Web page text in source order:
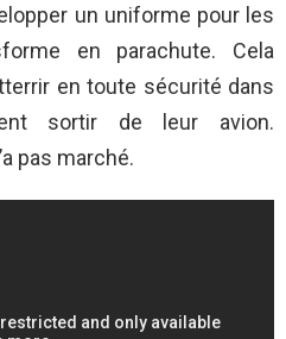
un uniforme pour les
en parachute. Cela
en toute sécurité dans
sortir de leur avion.
pas marché.